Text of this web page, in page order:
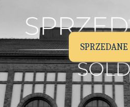
SPRZEDANE